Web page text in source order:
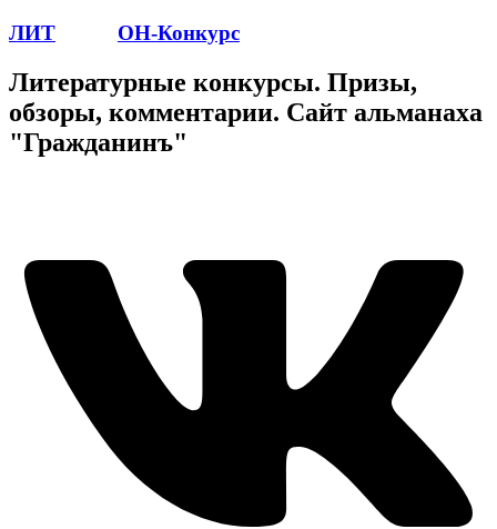
ЛИТ ОН-Конкурс
Литературные конкурсы. Призы,
обзоры, комментарии. Сайт альманаха
"Гражданинъ"